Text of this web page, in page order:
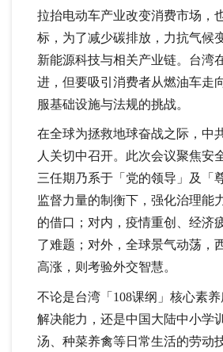
拉抬电动车产业改变消费市场，
标，为了减少碳排放，力抗气候
新能源科技与相关产业链。台湾
进，但要吸引消费者从燃油车走
服基础设施与法规的挑战。
在全球为拯救地球奋战之际，中
人关切中召开。此次会议聚焦安
三任期乃系于「党的领导」及「
监督力量的制衡下，强化治理能
的借口；对内，疫情重创、经济
了难题；对外，全球景气动荡，
高涨，则考验外交智慧。
不论是台湾「108课纲」核心素养
解决能力，还是中国大陆中小学
汤、种菜养禽等日常生活的劳动